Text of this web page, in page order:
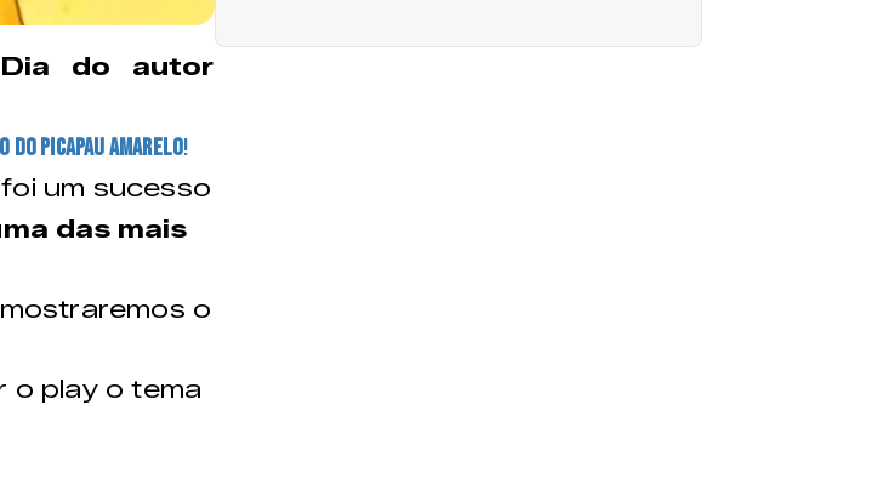
Dia do autor
do Picapau Amarelo!
um sucesso
das mais
o
o play o tema